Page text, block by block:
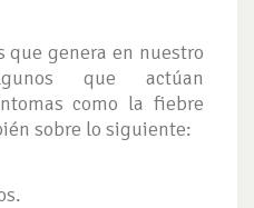
que genera en nuestro
que actúan
como la fiebre
sobre lo siguiente: